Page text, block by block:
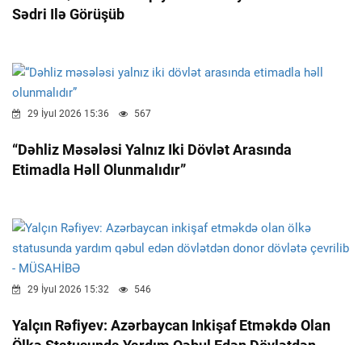
Sədri Ilə Görüşüb
29 İyul 2026 15:36 567
“Dəhliz Məsələsi Yalnız Iki Dövlət Arasında
Etimadla Həll Olunmalıdır”
29 İyul 2026 15:32 546
Yalçın Rəfiyev: Azərbaycan Inkişaf Etməkdə Olan